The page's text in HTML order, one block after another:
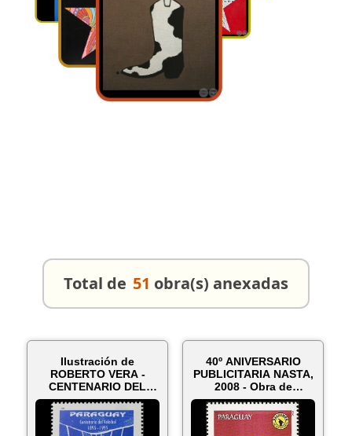
Total de 51 obra(s) anexadas
Ilustración de
ROBERTO VERA -
CENTENARIO DEL
VOLEIBOL / 1895-
1995...
40º ANIVERSARIO
PUBLICITARIA NASTA,
2008 - Obra de
ROBERTO VERA